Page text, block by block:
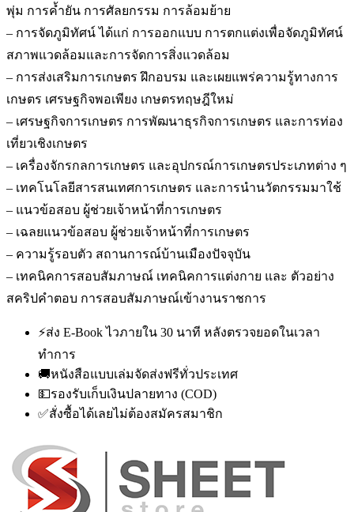
พุ่ม การค้ำยัน การศัลยกรรม การล้อมย้าย
– การจัดภูมิทัศน์ ได้แก่ การออกแบบ การตกแต่งเพื่อจัดภูมิทัศน์
สภาพแวดล้อมและการจัดการสิ่งแวดล้อม
– การส่งเสริมการเกษตร ฝึกอบรม และเผยแพร่ความรู้ทางการ
เกษตร เศรษฐกิจพอเพียง เกษตรทฤษฎีใหม่
– เศรษฐกิจการเกษตร การพัฒนาธุรกิจการเกษตร และการท่อง
เที่ยวเชิงเกษตร
– เครื่องจักรกลการเกษตร และอุปกรณ์การเกษตรประเภทต่าง ๆ
– เทคโนโลยีสารสนเทศการเกษตร และการนำนวัตกรรมมาใช้
– แนวข้อสอบ ผู้ช่วยเจ้าหน้าที่การเกษตร
– เฉลยแนวข้อสอบ ผู้ช่วยเจ้าหน้าที่การเกษตร
– ความรู้รอบตัว สถานการณ์บ้านเมืองปัจจุบัน
– เทคนิคการสอบสัมภาษณ์ เทคนิคการแต่งกาย และ ตัวอย่าง
สคริปคำตอบ การสอบสัมภาษณ์เข้างานราชการ
⚡ส่ง E-Book ไวภายใน 30 นาที หลังตรวจยอดในเวลา
ทำการ
🚚หนังสือแบบเล่มจัดส่งฟรีทั่วประเทศ
💵รองรับเก็บเงินปลายทาง (COD)
✅สั่งซื้อได้เลยไม่ต้องสมัครสมาชิก